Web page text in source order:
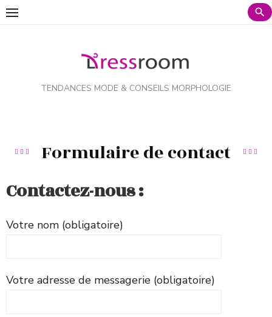
TENDANCES MODE & CONSEILS MORPHOLOGIE
Formulaire de contact
Contactez-nous :
Votre nom (obligatoire)
Votre adresse de messagerie (obligatoire)